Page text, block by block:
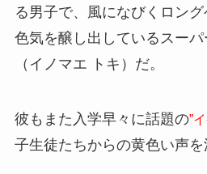
る男子で、風になびくロン
色気を醸し出しているスー
（イノマエ トキ）だ。
彼もまた入学早々に話題の”
子生徒たちからの黄色い声を